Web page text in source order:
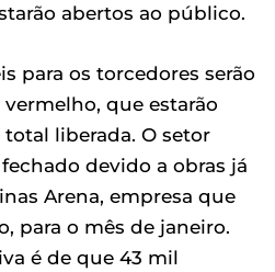
abertos ao público.
para os torcedores serão
que estarão
liberada. O setor
devido a obras já
Arena, empresa que
para o mês de janeiro.
é de que 43 mil